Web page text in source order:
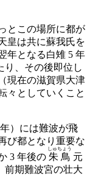
とこの場所に都が
皇は共に蘇我氏を
年となる白雉 5 年
り、その後即位し
現在の滋賀県大津
々としていくこと
）には難波が飛
び都となり重要な
3 年後の 朱鳥
しゅちょう
元
前期難波宮の壮大